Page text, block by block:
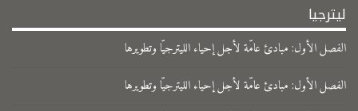
ليترجيا
الفصل الأول: مبادئ عامّة لأجل إحياء الليترجيّا وتطويرها
الفصل الأول: مبادئ عامّة لأجل إحياء الليترجيّا وتطويرها